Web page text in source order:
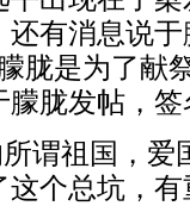
有消息说
胧是为了献
朦胧发帖，签
谓祖国，爱
个总坑，